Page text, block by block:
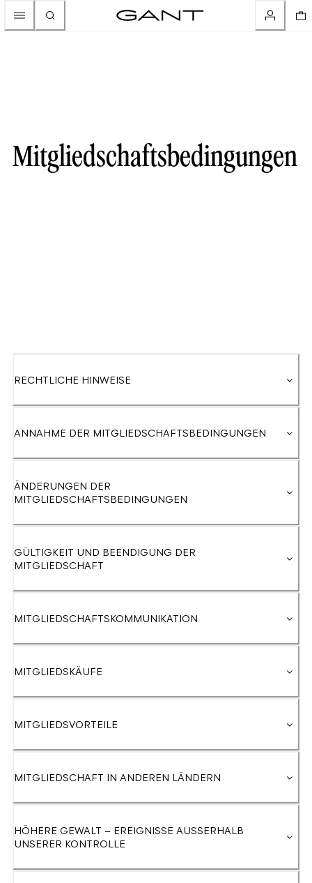
Mitgliedschaftsbedingungen
RECHTLICHE HINWEISE
ANNAHME DER MITGLIEDSCHAFTSBEDINGUNGEN
ÄNDERUNGEN DER
MITGLIEDSCHAFTSBEDINGUNGEN
GÜLTIGKEIT UND BEENDIGUNG DER
MITGLIEDSCHAFT
MITGLIEDSCHAFTSKOMMUNIKATION
MITGLIEDSKÄUFE
MITGLIEDSVORTEILE
MITGLIEDSCHAFT IN ANDEREN LÄNDERN
HÖHERE GEWALT – EREIGNISSE AUSSERHALB U
NSERER KONTROLLE